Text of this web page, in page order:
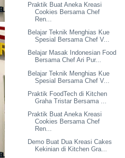
Praktik Buat Aneka Kreasi
Cookies Bersama Chef
Ren...
Belajar Teknik Menghias Kue
Spesial Bersama Chef V...
Belajar Masak Indonesian Food
Bersama Chef Ari Pur...
Belajar Teknik Menghias Kue
Spesial Bersama Chef V...
Praktik FoodTech di Kitchen
Graha Tristar Bersama ...
Praktik Buat Aneka Kreasi
Cookies Bersama Chef
Ren...
Demo Buat Dua Kreasi Cakes
Kekinian di Kitchen Gra...